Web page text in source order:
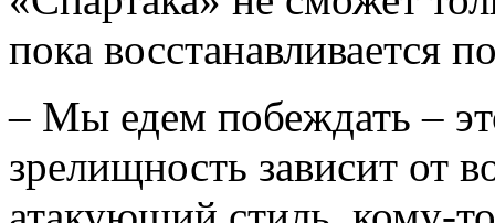
пока восстанавливается
– Мы едем побеждать –
зрелищность зависит от